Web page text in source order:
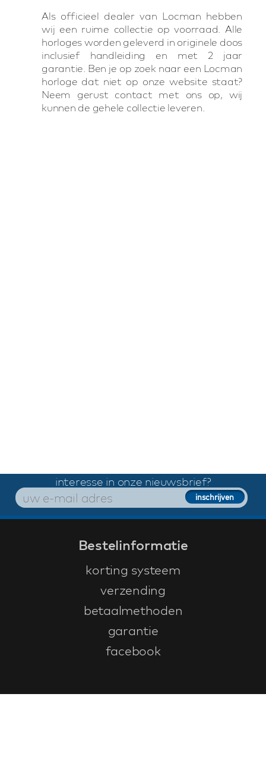
Als officieel dealer van Locman hebben
wij een ruime collectie op voorraad. Alle
horloges worden geleverd in originele doos
inclusief handleiding en met 2 jaar
garantie. Ben je op zoek naar een Locman
horloge dat niet op onze website staat?
Neem gerust contact met ons op, wij
kunnen de gehele collectie leveren.
interesse in onze nieuwsbrief?
Bestelinformatie
korting systeem
verzending
betaalmethoden
garantie
facebook
Klantenservice